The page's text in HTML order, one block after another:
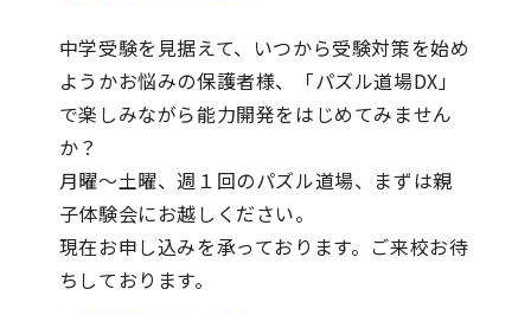
中学受験を見据えて、いつから受験対策を始め
ようかお悩みの保護者様、「パズル道場DX」
で楽しみながら能力開発をはじめてみません
か？
月曜～土曜、週１回のパズル道場、まずは親
子体験会にお越しください。
現在お申し込みを承っております。ご来校お待
ちしております。